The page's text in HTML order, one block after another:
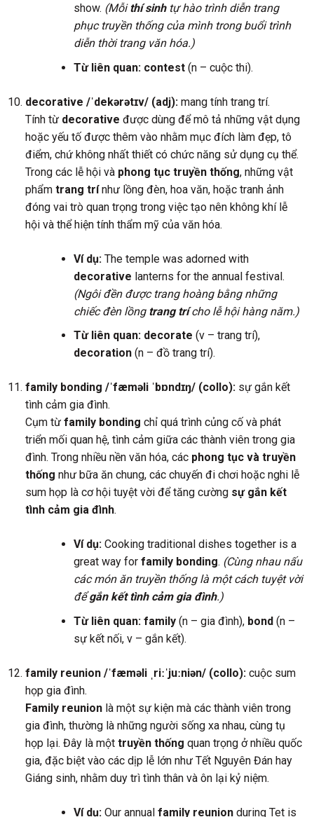
show. (Mỗithí sinhtự hào trình diễn trang
phục truyền thống của mình trong buổi trình
diễn thời trang văn hóa.)
Từ liên quan: contest(n – cuộc thi).
decorative /ˈdekərətɪv/ (adj):mang tính trang trí.
Tính từ decorative được dùng để mô tả những vật dụng
hoặc yếu tố được thêm vào nhằm mục đích làm đẹp, tô
điểm, chứ không nhất thiết có chức năng sử dụng cụ thể.
Trong các lễ hội và phong tục truyền thống, những vật
phẩm trang trínhư lồng đèn, hoa văn, hoặc tranh ảnh
đóng vai trò quan trọng trong việc tạo nên không khí lễ
hội và thể hiện tính thẩm mỹ của văn hóa.
Ví dụ:The temple was adorned with
decorative lanterns for the annual festival.
(Ngôi đền được trang hoàng bằng những
chiếc đèn lồng trang trícho lễ hội hàng năm.)
Từ liên quan: decorate (v – trang trí),
decoration(n – đồ trang trí).
family bonding /ˈfæməli ˈbɒndɪŋ/ (collo):sự gắn kết
tình cảm gia đình.
Cụm từ family bonding chỉ quá trình củng cố và phát
triển mối quan hệ, tình cảm giữa các thành viên trong gia
đình. Trong nhiều nền văn hóa, các phong tục và truyền
thống như bữa ăn chung, các chuyến đi chơi hoặc nghi lễ
sum họp là cơ hội tuyệt vời để tăng cường sự gắn kết
tình cảm gia đình.
Ví dụ:Cooking traditional dishes together is a
great way for family bonding. (Cùng nhau nấu
các món ăn truyền thống là một cách tuyệt vời
đểgắn kết tình cảm gia đình.)
Từ liên quan: family(n – gia đình), bond(n –
sự kết nối, v – gắn kết).
family reunion /ˈfæməli ˌriːˈjuːniən/ (collo):cuộc sum
họp gia đình.
Family reunionlà một sự kiện mà các thành viên trong
gia đình, thường là những người sống xa nhau, cùng tụ
họp lại. Đây là một truyền thống quan trọng ở nhiều quốc
gia, đặc biệt vào các dịp lễ lớn như Tết Nguyên Đán hay
Giáng sinh, nhằm duy trì tình thân và ôn lại kỷ niệm.
Ví dụ:Our annual family reunionduring Tet is